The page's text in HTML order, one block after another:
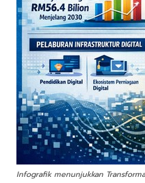
Infografik menunjukkan